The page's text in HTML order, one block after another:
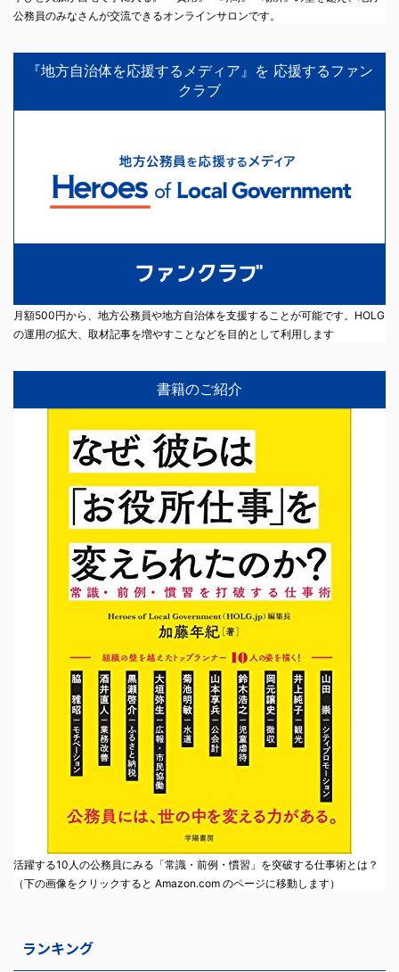
公務員のみなさんが交流できるオンラインサロンです。
『地方自治体を応援するメディア』を 応援するファン
クラブ
月額500円から、地方公務員や地方自治体を支援することが可能です。HOLG
の運用の拡大、取材記事を増やすことなどを目的として利用します
書籍のご紹介
活躍する10人の公務員にみる「常識・前例・慣習」を突破する仕事術とは？
（下の画像をクリックすると Amazon.com のページに移動します）
ランキング